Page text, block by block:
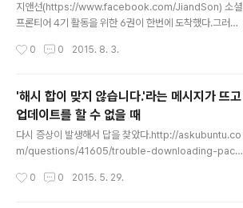
경매를 통해서 시세가 결정 아이템거래사이트(거래소): 와
우 골드를 팔아서 다른 게임 골드구매 암호화화폐를 바라
게임속 재화와 이어지는 수순은... 이미 익숙하다. 기본골자
지앤선(https://www.facebook.com/JiandSon) 소셜
프론티어 4기 활동을 위한 6권이 한번에 도착했다.그러고
이트가 대부분이었구나.도착한 책들은, War of IT국내도
기 룰 메이커국내도서저자 : 이제형,오수려,정미녕출판 : 지
앤선(지&선) 2015.06.29상세보기 거침없이 배우는 라즈
베리 파이국내도서저자 : 에벤 업튼,가레스 할퍼크리 / 유하
영,전우영역출판 : 지앤선(지&선) 2015.07.29상세보기
거침없이 배우는 자바스크립트 & 제이쿼리국내도서저자 :
2015.04.30상세보기 코드 품질 시각..
0 0 2015. 8. 3.
'해시 합이 맞지 않습니다.'라는 메시지가 뜨고
업데이트를 할 수 없을 때
다시 증상이 발생해서 답을 찾았다.http://askubuntu.co
m/questions/41605/trouble-downloading-pack
$ apt-get clean $ rm -rf /var/lib/apt/lists/partial/
0 0 2015. 5. 29.